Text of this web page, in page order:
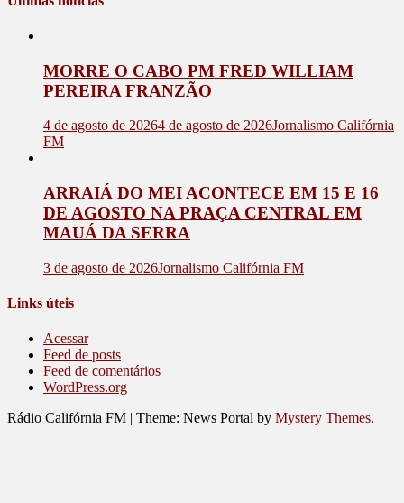
MORRE O CABO PM FRED WILLIAM
PEREIRA FRANZÃO
4 de agosto de 20264 de agosto de 2026Jornalismo Califórnia
FM
ARRAIÁ DO MEI ACONTECE EM 15 E 16
DE AGOSTO NA PRAÇA CENTRAL EM
MAUÁ DA SERRA
3 de agosto de 2026Jornalismo Califórnia FM
Links úteis
Acessar
Feed de posts
Feed de comentários
WordPress.org
Rádio Califórnia FM | Theme: News Portal by Mystery Themes.